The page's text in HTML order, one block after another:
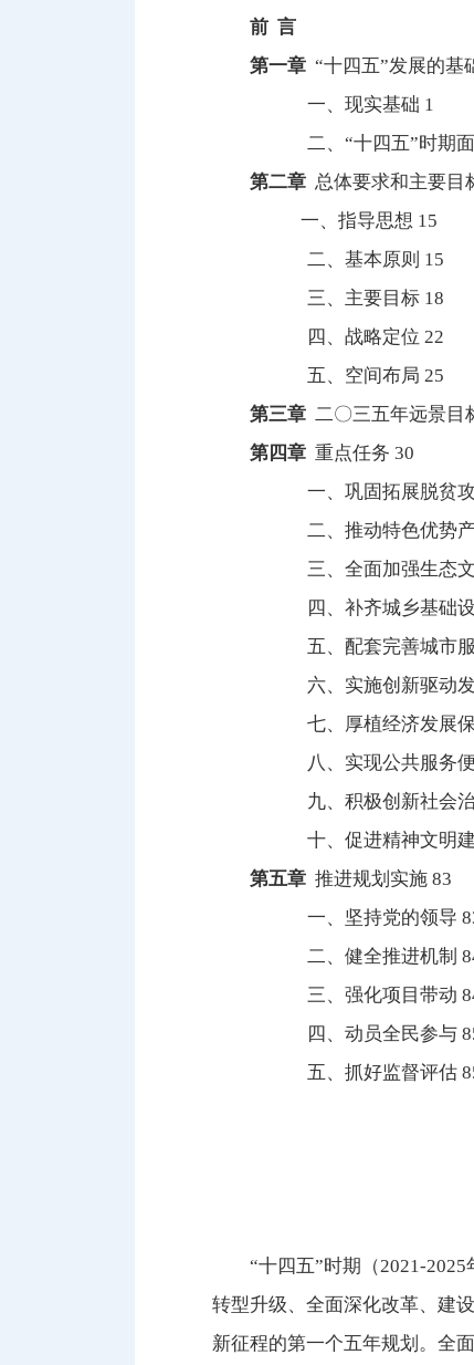
前 言
第一章 “十四五”发展的基
一、现实基础 1
二、“十四五”时期面
第二章 总体要求和主要目
一、指导思想 15
二、基本原则 15
三、主要目标 18
四、战略定位 22
五、空间布局 25
第三章 二〇三五年远景目
第四章 重点任务 30
一、巩固拓展脱贫攻
二、推动特色优势产业
三、全面加强生态文
四、补齐城乡基础设
五、配套完善城市服
六、实施创新驱动发展
七、厚植经济发展保
八、实现公共服务便
九、积极创新社会治
十、促进精神文明建
第五章 推进规划实施 83
一、坚持党的领导
二、健全推进机制
三、强化项目带动
四、动员全民参与
五、抓好监督评估
“十四五”时期（2021-
转型升级、全面深化改革、建
新征程的第一个五年规划。全